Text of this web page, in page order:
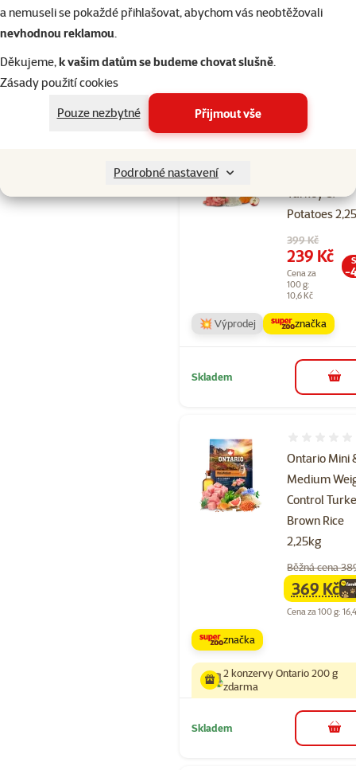
a nemuseli se pokaždé přihlašovat, abychom vás neobtěžovali
nevhodnou reklamou.
Děkujeme,k vašim datům se budeme chovat slušně.
Zásady použití cookies
Pouze nezbytné
Přijmout vše
Podrobné nastavení
💥 Výprodej značka
Skladem
Potatoes
Hodnocení
Původní cena
399 Kč
Cena
239 Kč
Cena za
100 g:
10,6 Kč
-
💥 Výprodej značka
Skladem do
Ontario Mini
Medium
Control
Brown Rice
2,25kg
Běžná cena
family
369 Kč
Cena za 100 g:
značka
2 konzervy Ontario 200 g
zdarma
Skladem do